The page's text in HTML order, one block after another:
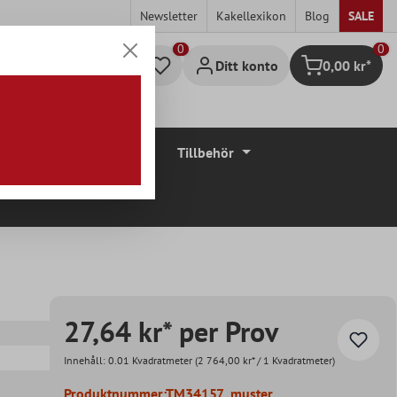
Newsletter Kakellexikon Blog SALE
Ditt konto Kundvagn
0
0,00 kr*
Tillbehör
27,64 kr* per Prov
Innehåll: 0.01 Kvadratmeter (2 764,00 kr* / 1 Kvadratmeter)
Produktnummer:TM34157_muster